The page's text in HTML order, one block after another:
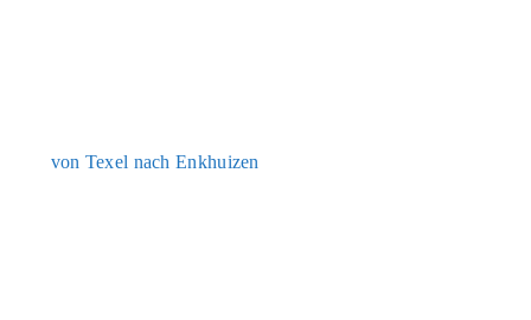
von Texel nach Enkhui­zen